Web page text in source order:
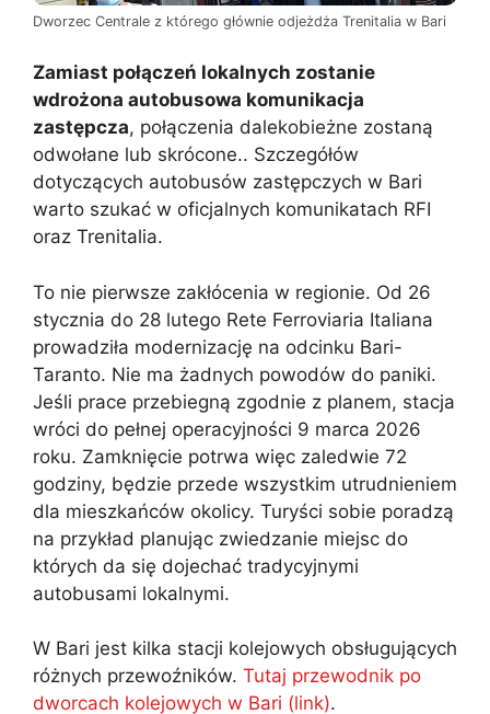
Dworzec Centrale z którego głównie odjeżdża Trenitalia w Bari
Zamiast połączeń lokalnych zostanie
wdrożona autobusowa komunikacja
zastępcza, połączenia dalekobieżne zostaną
odwołane lub skrócone.. Szczegółów
dotyczących autobusów zastępczych w Bari
warto szukać w oficjalnych komunikatach RFI
oraz Trenitalia.
To nie pierwsze zakłócenia w regionie. Od 26
stycznia do 28 lutego Rete Ferroviaria Italiana
prowadziła modernizację na odcinku Bari-
Taranto. Nie ma żadnych powodów do paniki.
Jeśli prace przebiegną zgodnie z planem, stacja
wróci do pełnej operacyjności 9 marca 2026
roku. Zamknięcie potrwa więc zaledwie 72
godziny, będzie przede wszystkim utrudnieniem
dla mieszkańców okolicy. Turyści sobie poradzą
na przykład planując zwiedzanie miejsc do
których da się dojechać tradycyjnymi
autobusami lokalnymi.
W Bari jest kilka stacji kolejowych obsługujących
różnych przewoźników. Tutaj przewodnik po
dworcach kolejowych w Bari (link).